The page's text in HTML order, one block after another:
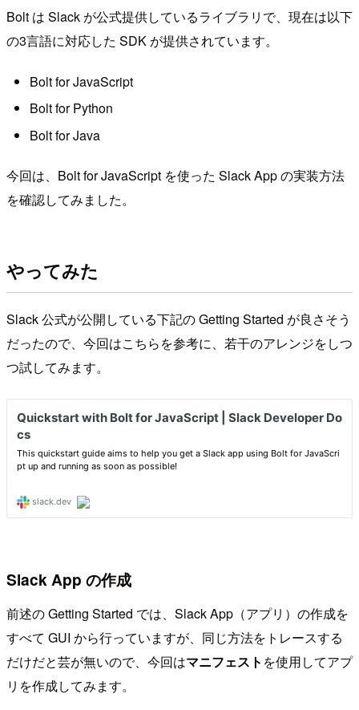
Bolt は Slack が公式提供しているライブラリで、現在は以下
の3言語に対応した SDK が提供されています。
Bolt for JavaScript
Bolt for Python
Bolt for Java
今回は、Bolt for JavaScript を使った Slack App の実装方法
を確認してみました。
やってみた
Slack 公式が公開している下記の Getting Started が良さそう
だったので、今回はこちらを参考に、若干のアレンジをしつ
つ試してみます。
Slack App の作成
前述の Getting Started では、Slack App（アプリ）の作成を
すべて GUI から行っていますが、同じ方法をトレースする
だけだと芸が無いので、今回はマニフェスト を使用してアプ
リを作成してみます。